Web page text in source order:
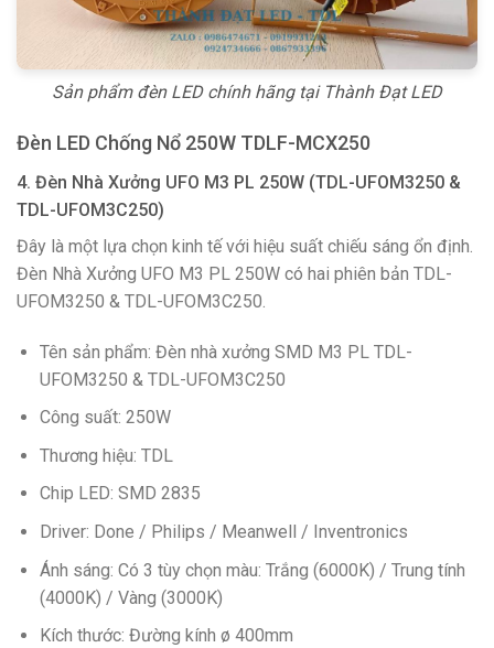
Sản phẩm đèn LED chính hãng tại Thành Đạt LED
Đèn LED Chống Nổ 250W TDLF-MCX250
4. Đèn Nhà Xưởng UFO M3 PL 250W (TDL-UFOM3250 &
TDL-UFOM3C250)
Đây là một lựa chọn kinh tế với hiệu suất chiếu sáng ổn định.
Đèn Nhà Xưởng UFO M3 PL 250W có hai phiên bản TDL-
UFOM3250 & TDL-UFOM3C250.
Tên sản phẩm: Đèn nhà xưởng SMD M3 PL TDL-
UFOM3250 & TDL-UFOM3C250
Công suất: 250W
Thương hiệu: TDL
Chip LED: SMD 2835
Driver: Done / Philips / Meanwell / Inventronics
Ánh sáng: Có 3 tùy chọn màu: Trắng (6000K) / Trung tính
(4000K) / Vàng (3000K)
Kích thước: Đường kính ø 400mm